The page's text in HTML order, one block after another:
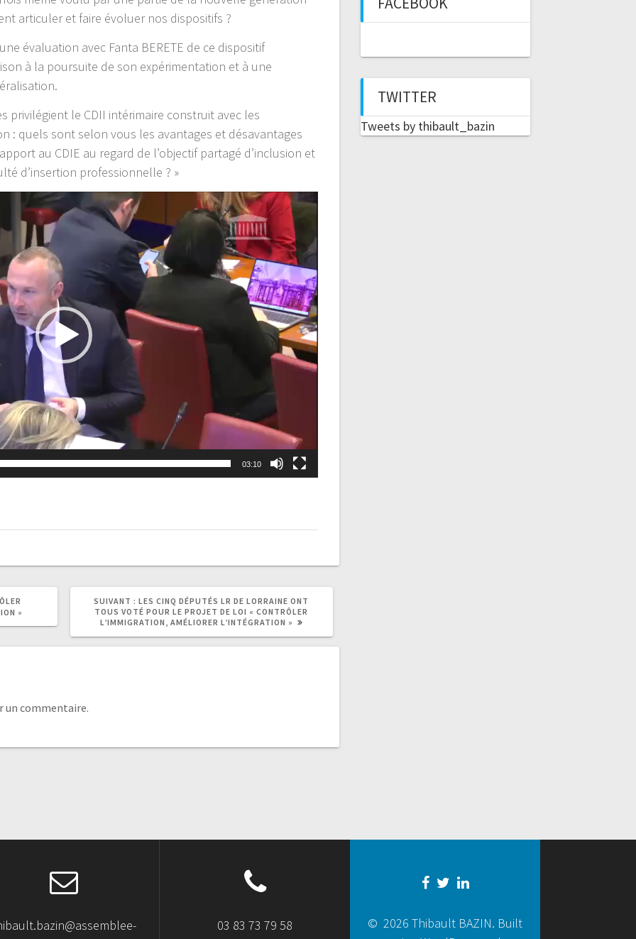
articuler et faire évoluer nos dispositifs ?
évaluation avec Fanta BERETE de ce dispositif
à la poursuite de son expérimentation et à une
privilégient le CDII intérimaire construit avec les
: quels sont selon vous les avantages et désavantages
au CDIE au regard de l’objectif partagé d’inclusion et
d’insertion professionnelle ? »
03:10
»
SUIVANT : LES CINQ DÉPUTÉS LR DE LORRAINE ONT
TOUS VOTÉ POUR LE PROJET DE LOI « CONTRÔLER
L’IMMIGRATION, AMÉLIORER L’INTÉGRATION »
un commentaire.
TWITTER
Tweets by thibault_bazin
03 83 73 79 58
© 2026 Thibault BAZIN. Built